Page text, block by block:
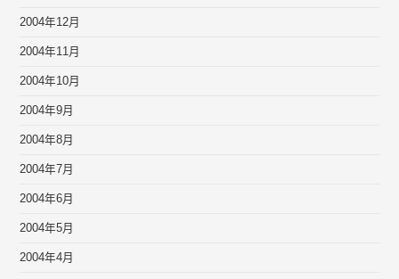
2004年12月
2004年11月
2004年10月
2004年9月
2004年8月
2004年7月
2004年6月
2004年5月
2004年4月